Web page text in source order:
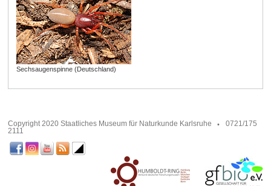
Sechsaugenspinne (Deutschland)
Copyright 2020 Staatliches Museum für Naturkunde Karlsruhe
0721/175
2111